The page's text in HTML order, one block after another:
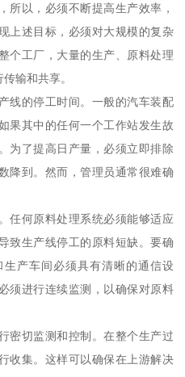
所以，必须不断提高生产效率，
上述目标，必须对大规模的复杂
个工厂，大量的生产、原料处理
输和共享。
线的停工时间。一般的汽车装配
果其中的任何一个工作站发生故
为了提高日产量，必须立即排除
降到。然而，管理员通常很难确
任何原料处理系统必须能够适应
致生产线停工的原料短缺。要确
产车间必须具有清晰的通信设
须进行连续监测，以确保对原料
密切监测和控制。在整个生产过
收集。这样可以确保在上游解决